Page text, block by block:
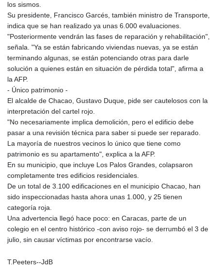
los sismos.
Su presidente, Francisco Garcés, también ministro de Transporte,
indica que se han realizado ya unas 6.000 evaluaciones.
"Posteriormente vendrán las fases de reparación y rehabilitación",
señala. "Ya se están fabricando viviendas nuevas, ya se están
terminando algunas, se están potenciando otras para darle
solución a quienes están en situación de pérdida total", afirma a
la AFP.
- Único patrimonio -
El alcalde de Chacao, Gustavo Duque, pide ser cautelosos con la
interpretación del cartel rojo.
"No necesariamente implica demolición, pero el edificio debe
pasar a una revisión técnica para saber si puede ser reparado.
La mayoría de nuestros vecinos lo único que tiene como
patrimonio es su apartamento", explica a la AFP.
En su municipio, que incluye Los Palos Grandes, colapsaron
completamente tres edificios residenciales.
De un total de 3.100 edificaciones en el municipio Chacao, han
sido inspeccionadas hasta ahora unas 1.000, y 25 tienen
categoría roja.
Una advertencia llegó hace poco: en Caracas, parte de un
colegio en el centro histórico -con aviso rojo- se derrumbó el 3 de
julio, sin causar víctimas por encontrarse vacío.
T.Peeters--JdB